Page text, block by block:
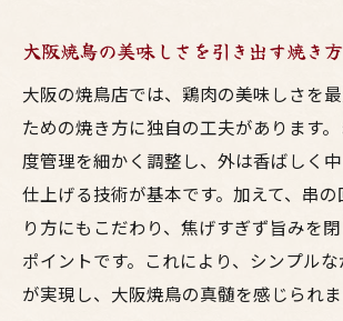
大阪焼鳥の美味しさを引き出す焼き
大阪の焼鳥店では、鶏肉の美味しさを
ための焼き方に独自の工夫があります
度管理を細かく調整し、外は香ばしく
仕上げる技術が基本です。加えて、串
り方にもこだわり、焦げすぎず旨みを
ポイントです。これにより、シンプル
が実現し、大阪焼鳥の真髄を感じられま